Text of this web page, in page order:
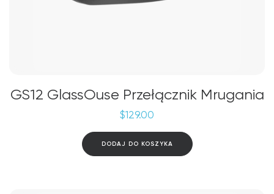
GS12 GlassOuse Przełącznik Mrugania
$129.00
DODAJ DO KOSZYKA